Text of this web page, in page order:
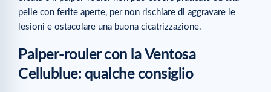
pelle con ferite aperte, per non rischiare di aggravare le
lesioni e ostacolare una buona cicatrizzazione.
Palper-rouler con la Ventosa
Cellublue: qualche consiglio